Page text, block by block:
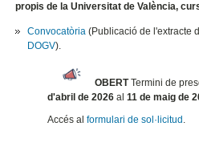
propis de la Universitat de València,
Convocatòria (Publicació de l'extracte
DOGV).
OBERTTermini de
d'abril de 2026al11 de maig de
Accés alformulari de sol·licitud .